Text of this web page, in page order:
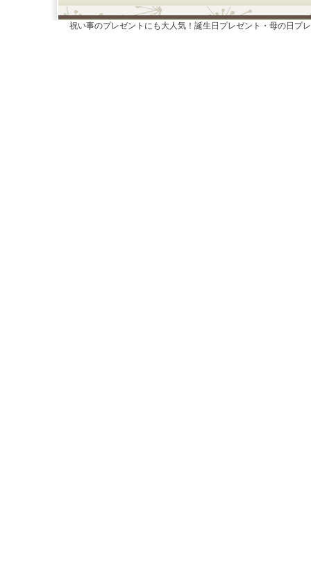
祝い事のプレゼントにも大人気！誕生日プレゼント・母の日プ